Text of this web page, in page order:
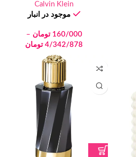
Calvin Klein
موجود در انبار
160/000 تومان –
4/342/878 تومان